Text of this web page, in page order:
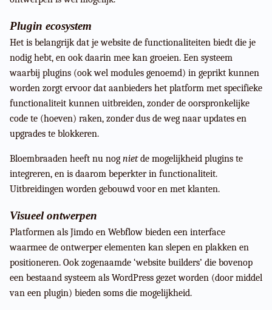
Plugin ecosystem
Het is belangrijk dat je website de functionaliteiten biedt die je
nodig hebt, en ook daarin mee kan groeien. Een systeem
waarbij plugins (ook wel modules genoemd) in geprikt kunnen
worden zorgt ervoor dat aanbieders het platform met specifieke
functionaliteit kunnen uitbreiden, zonder de oorspronkelijke
code te (hoeven) raken, zonder dus de weg naar updates en
upgrades te blokkeren.
Bloembraaden heeft nu nog nietde mogelijkheid plugins te
integreren, en is daarom beperkter in functionaliteit.
Uitbreidingen worden gebouwd voor en met klanten.
Visueel ontwerpen
Platformen als Jimdo en Webflow bieden een interface
waarmee de ontwerper elementen kan slepen en plakken en
positioneren. Ook zogenaamde ‘website builders’ die bovenop
een bestaand systeem als WordPress gezet worden (door middel
van een plugin) bieden soms die mogelijkheid.